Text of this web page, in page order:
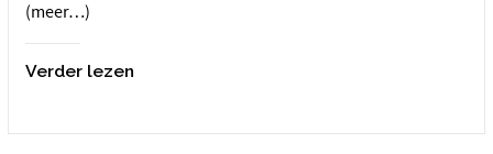
(meer…)
Verder lezen